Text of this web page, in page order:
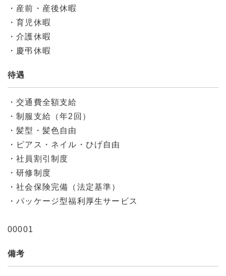
・産前・産後休暇
・育児休暇
・介護休暇
・慶弔休暇
待遇
・交通費全額支給
・制服支給（年2回）
・髪型・髪色自由
・ピアス・ネイル・ひげ自由
・社員割引制度
・研修制度
・社会保険完備（法定基準）
・パッケージ型福利厚生サービス
00001
備考